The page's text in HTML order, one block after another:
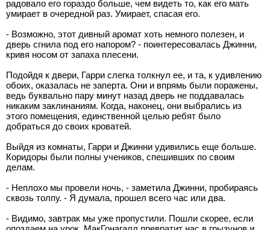
радовало его гораздо больше, чем видеть то, как его мать
умирает в очередной раз. Умирает, спасая его.
- Возможно, этот дивный аромат хоть немного полезен, и
дверь сгнила под его напором? - поинтересовалась Джинни,
кривя носом от запаха плесени.
Подойдя к двери, Гарри слегка толкнул ее, и та, к удивлению
обоих, оказалась не заперта. Они и впрямь были поражены,
ведь буквально пару минут назад дверь не поддавалась
никаким заклинаниям. Когда, наконец, они выбрались из
этого помещения, единственной целью ребят было
добраться до своих кроватей.
Выйдя из комнаты, Гарри и Джинни удивились еще больше.
Коридоры были полны учеников, спешивших по своим
делам.
- Неплохо мы провели ночь, - заметила Джинни, пробираясь
сквозь толпу. - Я думала, прошел всего час или два.
- Видимо, завтрак мы уже пропустили. Пошли скорее, если